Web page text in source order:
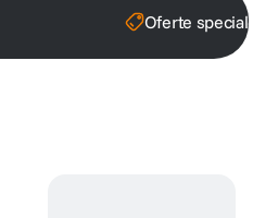
Oferte